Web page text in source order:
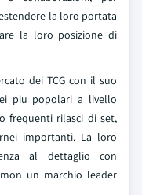
la loro portata
la loro posizione di
dei TCG con il suo
piu popolari a livello
frequenti rilasci di set,
importanti. La loro
al dettaglio con
un marchio leader